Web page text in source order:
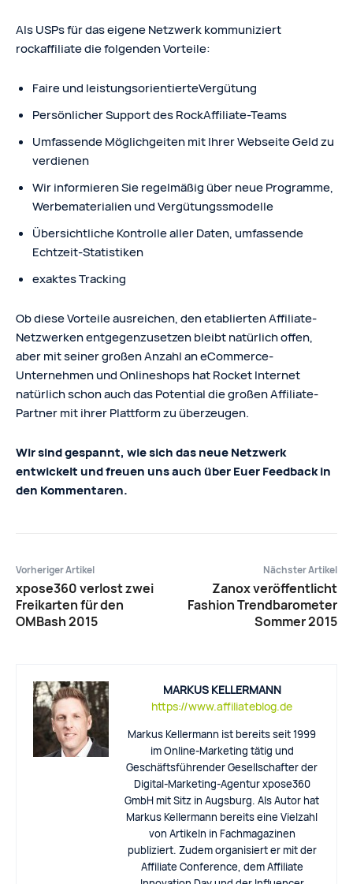
Als USPs für das eigene Netzwerk kommuniziert
rockaffiliate die folgenden Vorteile:
Faire und leistungsorientierteVergütung
Persönlicher Support des RockAffiliate-Teams
Umfassende Möglichgeiten mit Ihrer Webseite Geld zu
verdienen
Wir informieren Sie regelmäßig über neue Programme,
Werbematerialien und Vergütungssmodelle
Übersichtliche Kontrolle aller Daten, umfassende
Echtzeit-Statistiken
exaktes Tracking
Ob diese Vorteile ausreichen, den etablierten Affiliate-
Netzwerken entgegenzusetzen bleibt natürlich offen,
aber mit seiner großen Anzahl an eCommerce-
Unternehmen und Onlineshops hat Rocket Internet
natürlich schon auch das Potential die großen Affiliate-
Partner mit ihrer Plattform zu überzeugen.
Wir sind gespannt, wie sich das neue Netzwerk
entwickelt und freuen uns auch über Euer Feedback in
den Kommentaren.
Vorheriger Artikel
xpose360 verlost zwei
Freikarten für den
OMBash 2015
Nächster Artikel
Zanox veröffentlicht
Fashion Trendbarometer
Sommer 2015
MARKUS KELLERMANN
https://www.affiliateblog.de
Markus Kellermann ist bereits seit 1999
im Online-Marketing tätig und
Geschäftsführender Gesellschafter der
Digital-Marketing-Agentur xpose360
GmbH mit Sitz in Augsburg. Als Autor hat
Markus Kellermann bereits eine Vielzahl
von Artikeln in Fachmagazinen
publiziert. Zudem organisiert er mit der
Affiliate Conference, dem Affiliate